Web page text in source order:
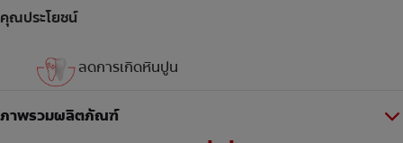
คุณประโยชน์
ลดการเกิดหินปูน
ภาพรวมผลิตภัณฑ์